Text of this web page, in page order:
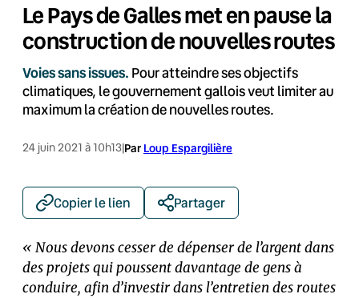
Le Pays de Galles met en pause la
construction de nouvelles routes
Voies sans issues. Pour atteindre ses objectifs
climatiques, le gouvernement gallois veut limiter au
maximum la création de nouvelles routes.
24 juin 2021 à 10h13|Par Loup Espargilière
Copier le lien Partager
« Nous devons cesser de dépenser de l’argent dans
des projets qui poussent davantage de gens à
conduire, afin d’investir dans l’entretien des routes